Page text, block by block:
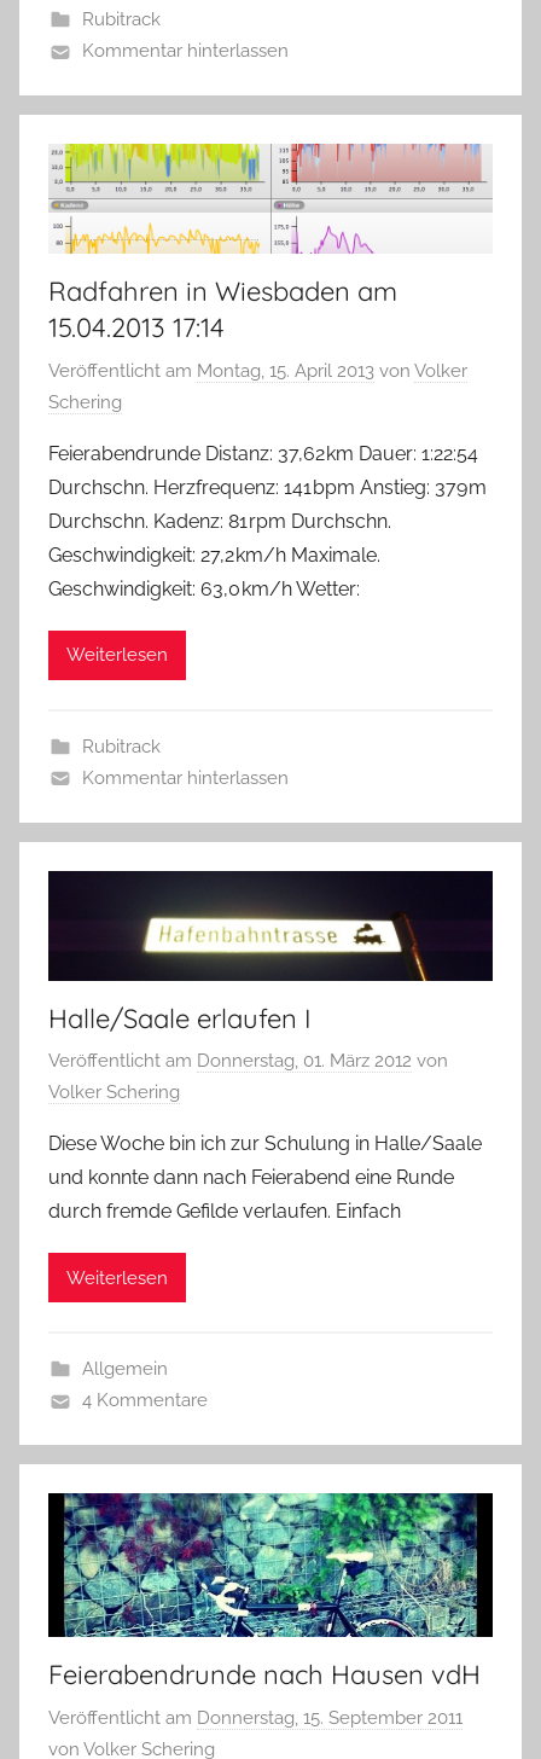
Rubitrack
Kommentar hinterlassen
Radfahren in Wiesbaden am
15.04.2013 17:14
Veröffentlicht am Montag, 15. April 2013 von Volker
Schering
Feierabendrunde Distanz: 37,62 km Dauer: 1:22:54
Durchschn. Herzfrequenz: 141 bpm Anstieg: 379 m
Durchschn. Kadenz: 81 rpm Durchschn.
Geschwindigkeit: 27,2 km/h Maximale.
Geschwindigkeit: 63,0 km/h Wetter:
Weiterlesen
Rubitrack
Kommentar hinterlassen
Halle/Saale erlaufen I
Veröffentlicht am Donnerstag, 01. März 2012 von
Volker Schering
Diese Woche bin ich zur Schulung in Halle/Saale
und konnte dann nach Feierabend eine Runde
durch fremde Gefilde verlaufen. Einfach
Weiterlesen
Allgemein
4 Kommentare
Feierabendrunde nach Hausen vdH
Veröffentlicht am Donnerstag, 15. September 2011
von Volker Schering